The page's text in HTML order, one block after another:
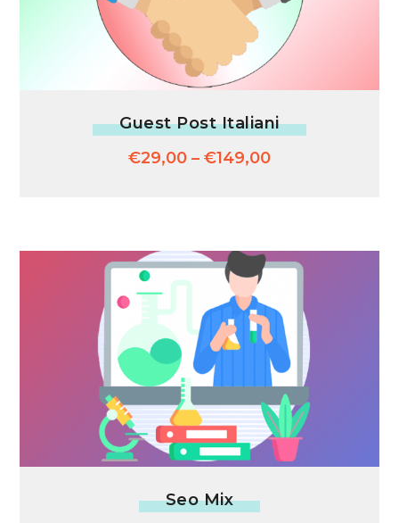
Guest Post Italiani
€29,00 – €149,00
Seo Mix